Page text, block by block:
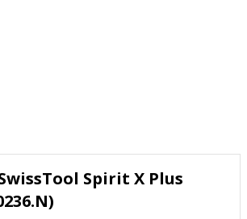
Spirit X Plus